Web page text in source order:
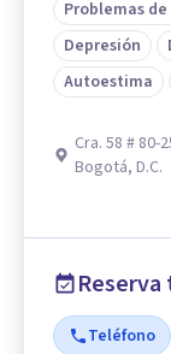
Problemas
Depresión
Autoestima
Cra. 58 #
Bogotá, D.C.
Teléfono